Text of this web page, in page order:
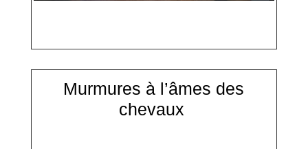
Murmures à l’âmes des
chevaux